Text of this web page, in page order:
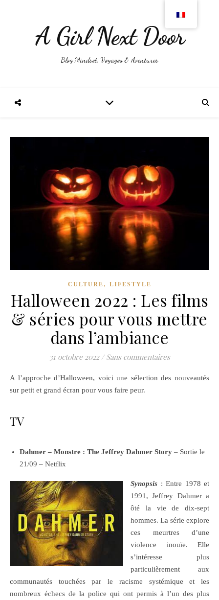
A Girl Next Door
Blog Mindset, Voyages & Aventures
CULTURE , LIFESTYLE
Halloween 2022 : Les films
& séries pour vous mettre
dans l’ambiance
31 octobre 2022 / Sans commentaires
A l’approche d’Halloween, voici une sélection des nouveautés
sur petit et grand écran pour vous faire peur.
TV
Dahmer – Monstre : The Jeffrey Dahmer Story – Sortie le
21/09 – Netflix
Synopsis : Entre 1978 et
1991, Jeffrey Dahmer a
ôté la vie de dix-sept
hommes. La série explore
ces meurtres d’une
violence inouïe. Elle
s’intéresse plus
particulièrement aux
communautés touchées par le racisme systémique et les
nombreux échecs de la police qui ont permis à l’un des plus